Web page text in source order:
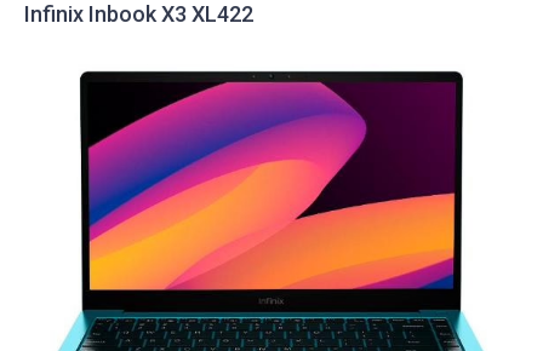
Infinix Inbook X3 XL422